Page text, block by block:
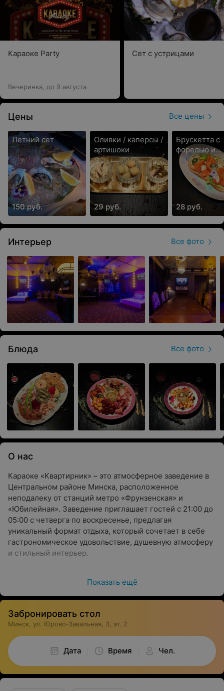
Караоке Party
Вечеринка, до 9 августа
Сет с устрицами
Цены Все цены
Летний сет
150 руб.
Оливки / каперсы /
артишоки
29 руб.
Брускетта с
форелью и
авокадо
28 руб.
Интерьер Все фото
Блюда Все фото
О нас
Караоке «Квартирник» – это атмосферное заведение в
Центральном районе Минска, расположенное
неподалеку от станций метро «Фрунзенская» и
«Юбилейная». Заведение приглашает гостей с 21:00 до
05:00 с четверга по воскресенье, предлагая
уникальный формат отдыха, который сочетает в себе
гастрономическое удовольствие, душевную атмосферу
и стильный интерьер.
делает его удобным для посещения как местными
жителями, так и туристами. Камерная атмосфера
заведения – одна из главных его особенностей: шесть
столов позволяют гостям наслаждаться интимной
обстановкой и персональным подходом со стороны
команды.
Кухня
Показать ещё
Забронировать стол
Минск, ул. Юрово-Завальная, 3, эт. 2
Дата Время Чел.